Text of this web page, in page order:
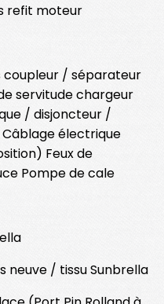
refit moteur
coupleur / séparateur
servitude chargeur
/ disjoncteur /
électrique
Feux de
Pompe de cale
neuve / tissu Sunbrella